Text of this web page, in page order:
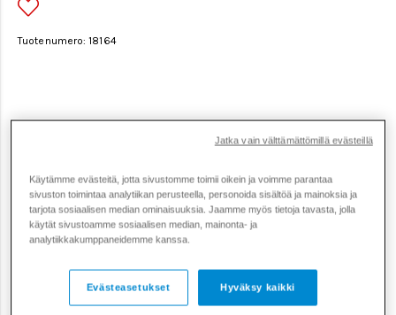
Tuotenumero: 18164
Käytämme evästeitä, jotta sivustomme toimii oikein ja voimme parantaa
sivuston toimintaa analytiikan perusteella, personoida sisältöä ja mainoksia ja
tarjota sosiaalisen median ominaisuuksia. Jaamme myös tietoja tavasta, jolla
käytät sivustoamme sosiaalisen median, mainonta- ja
analytiikkakumppaneidemme kanssa.
Hyväksy kaikki
Evästeasetukset
Jatka vain välttämättömillä evästeillä